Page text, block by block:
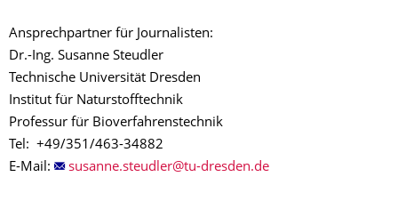
Ansprechpartner für Journalisten:
Dr.-Ing. Susanne Steudler
Technische Universität Dresden
Institut für Naturstofftechnik
Professur für Bioverfahrenstechnik
Tel: +49/351/463-34882
E-Mail: